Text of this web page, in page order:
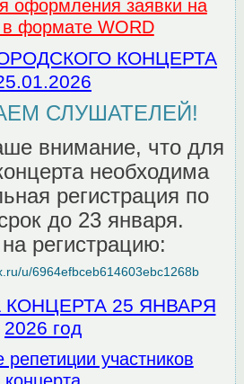
оформления заявки на
в формате WORD
КОНЦЕРТА
СЛУШАТЕЛЕЙ!
внимание, что для
необходима
регистрация по
до 23 января.
регистрацию:
u/6964efbceb614603ebc1268b
25 ЯНВАРЯ
2026 год
репетиции участников